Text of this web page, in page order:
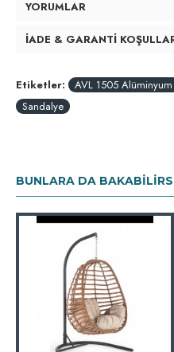
YORUMLAR
İADE & GARANTI
Etiketler: AVL 1505
Sandalye
BUNLARA DA